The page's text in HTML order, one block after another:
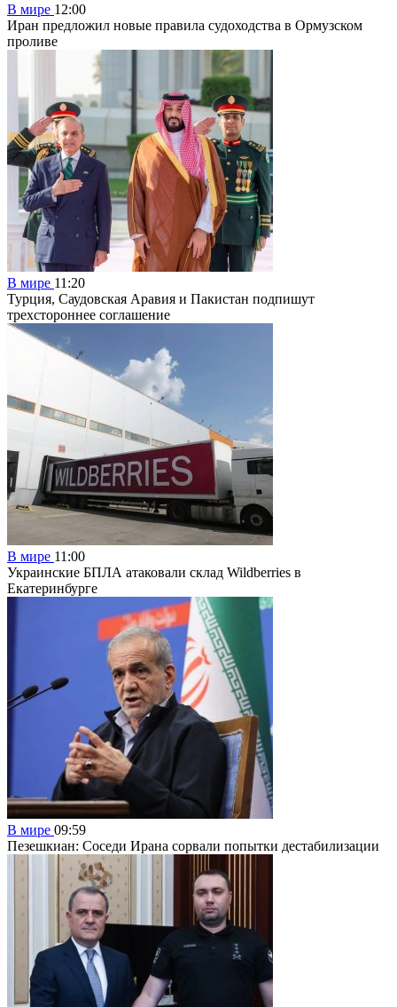
В мире 12:00
Иран предложил новые правила судоходства в Ормузском
проливе
В мире 11:20
Турция, Саудовская Аравия и Пакистан подпишут
трехстороннее соглашение
В мире 11:00
Украинские БПЛА атаковали склад Wildberries в
Екатеринбурге
В мире 09:59
Пезешкиан: Соседи Ирана сорвали попытки дестабилизации